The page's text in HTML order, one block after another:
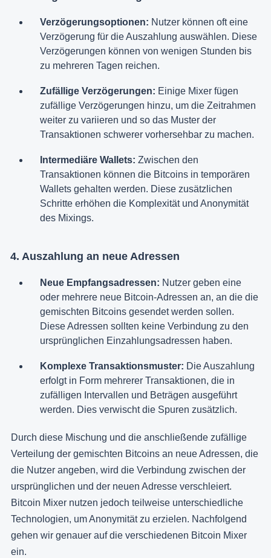
Verzögerungsoptionen: Nutzer können oft eine
Verzögerung für die Auszahlung auswählen. Diese
Verzögerungen können von wenigen Stunden bis
zu mehreren Tagen reichen.
Zufällige Verzögerungen: Einige Mixer fügen
zufällige Verzögerungen hinzu, um die Zeitrahmen
weiter zu variieren und so das Muster der
Transaktionen schwerer vorhersehbar zu machen.
Intermediäre Wallets: Zwischen den
Transaktionen können die Bitcoins in temporären
Wallets gehalten werden. Diese zusätzlichen
Schritte erhöhen die Komplexität und Anonymität
des Mixings.
4. Auszahlung an neue Adressen
Neue Empfangsadressen: Nutzer geben eine
oder mehrere neue Bitcoin-Adressen an, an die die
gemischten Bitcoins gesendet werden sollen.
Diese Adressen sollten keine Verbindung zu den
ursprünglichen Einzahlungsadressen haben.
Komplexe Transaktionsmuster: Die Auszahlung
erfolgt in Form mehrerer Transaktionen, die in
zufälligen Intervallen und Beträgen ausgeführt
werden. Dies verwischt die Spuren zusätzlich.
Durch diese Mischung und die anschließende zufällige
Verteilung der gemischten Bitcoins an neue Adressen, die
die Nutzer angeben, wird die Verbindung zwischen der
ursprünglichen und der neuen Adresse verschleiert.
Bitcoin Mixer nutzen jedoch teilweise unterschiedliche
Technologien, um Anonymität zu erzielen. Nachfolgend
gehen wir genauer auf die verschiedenen Bitcoin Mixer
ein.